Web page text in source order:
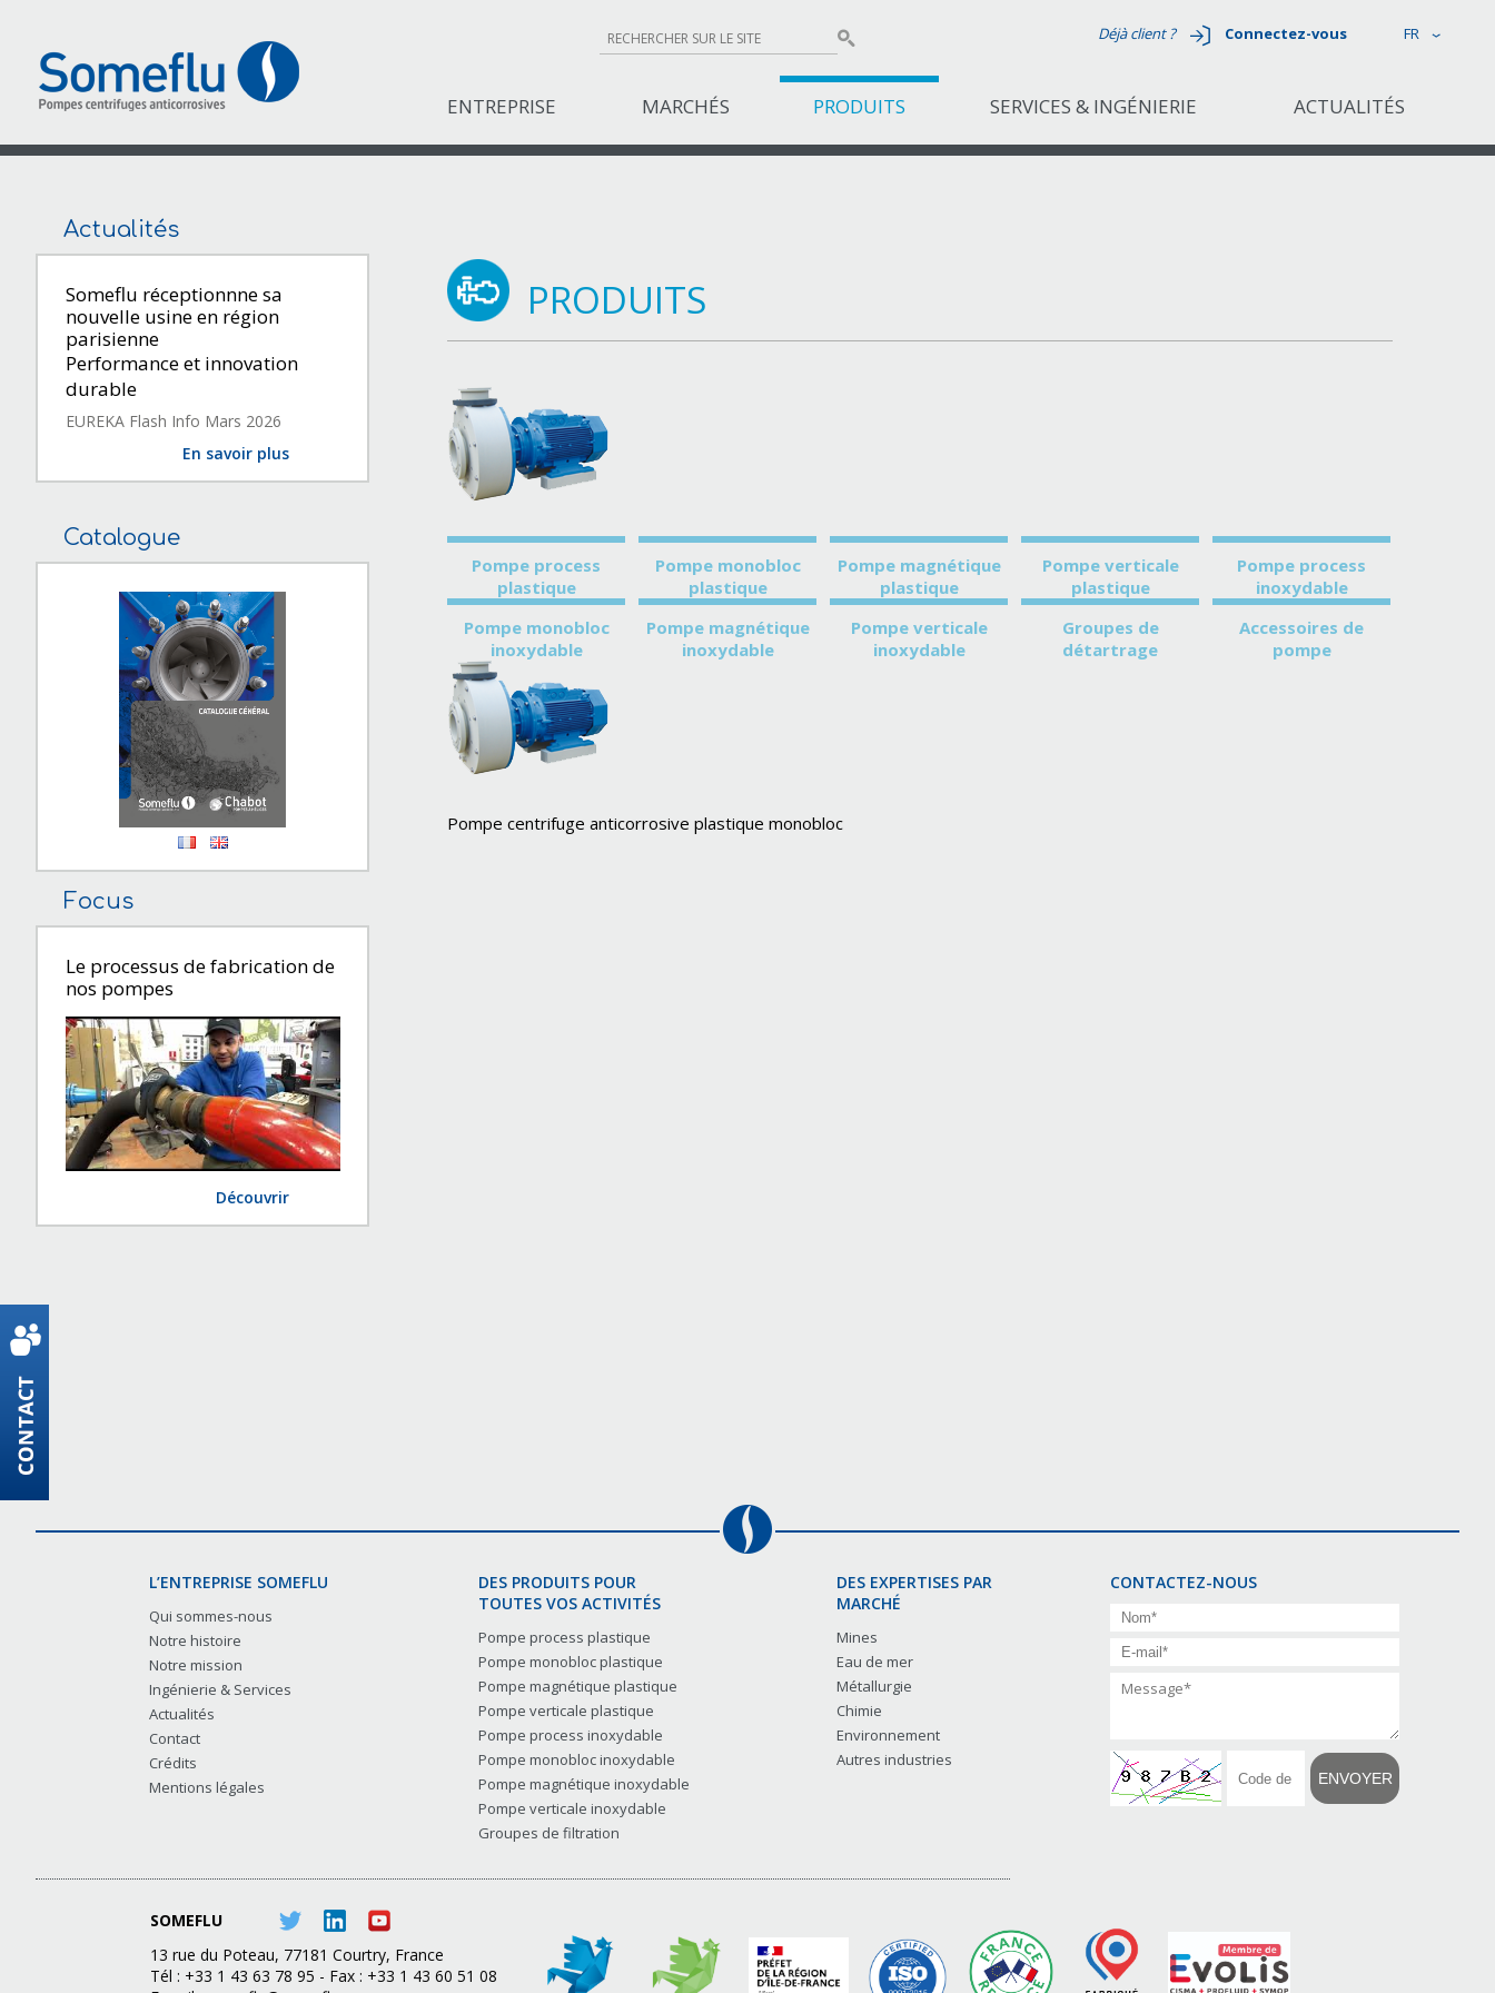
ENTREPRISE MARCHÉS PRODUITS SERVICES & INGÉNIERIE ACTUALITÉS
Déjà client ? Connectez-vous FR
Actualités
Someflu réceptionnne sa
nouvelle usine en région
parisienne
Performance et innovation
durable
EUREKA Flash Info Mars 2026
En savoir plus
Catalogue
Focus
Le processus de fabrication de
nos pompes
Découvrir
PRODUITS
Pompe process
plastique
Pompe monobloc
plastique
Pompe magnétique
plastique
Pompe verticale
plastique
Pompe process
inoxydable
Pompe monobloc
inoxydable
Pompe magnétique
inoxydable
Pompe verticale
inoxydable
Groupes de
détartrage
Accessoires de
pompe
Pompe centrifuge anticorrosive plastique monobloc
L’ENTREPRISE SOMEFLU
Qui sommes-nous
Notre histoire
Notre mission
Ingénierie & Services
Actualités
Contact
Crédits
Mentions légales
DES PRODUITS POUR
TOUTES VOS ACTIVITÉS
Pompe process plastique
Pompe monobloc plastique
Pompe magnétique plastique
Pompe verticale plastique
Pompe process inoxydable
Pompe monobloc inoxydable
Pompe magnétique inoxydable
Pompe verticale inoxydable
Groupes de filtration
DES EXPERTISES PAR
MARCHÉ
Mines
Eau de mer
Métallurgie
Chimie
Environnement
Autres industries
CONTACTEZ-NOUS
SOMEFLU
13 rue du Poteau, 77181 Courtry, France
Tél : +33 1 43 63 78 95 - Fax : +33 1 43 60 51 08